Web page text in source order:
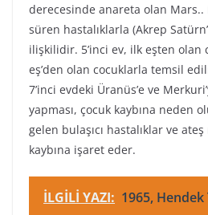
derecesinde anareta olan
süren hastalıklarla (Akrep
ilişkilidir. 5’inci ev, ilk eşten olan
eş’den olan cocuklarla temsil
7’inci evdeki Üranüs’e ve
yapması, çocuk kaybına neden
gelen bulaşıcı hastalıklar ve
kaybına işaret eder.
İLGİLİ YAZI: 1965,